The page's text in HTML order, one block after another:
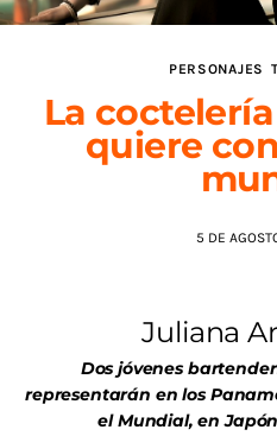
TENDENCIAS
AGENDA
PERSONAJES
La
quiere
5 DE
Juliana
Dos jóvenes
representarán en los
el Mundial, en